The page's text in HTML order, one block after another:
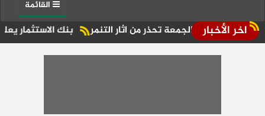
اخر الأخبار بنك الاستثمار يعلن نتائج قوية للنصف الأول من عام الجمعة تحذر من اثار التنمر